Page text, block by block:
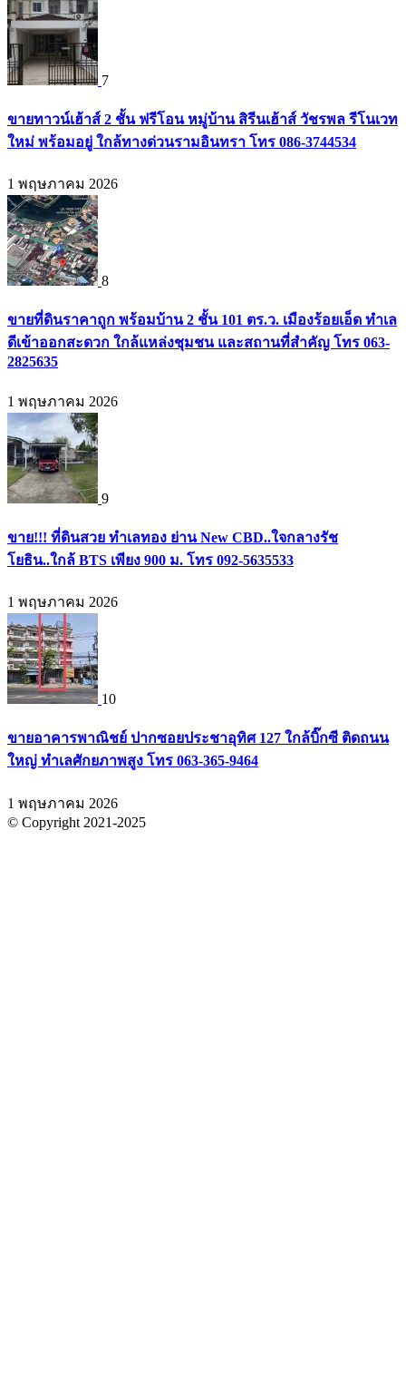
7
ขายทาวน์เฮ้าส์ 2 ชั้น ฟรีโอน หมู่บ้าน สิรีนเฮ้าส์ วัชรพล รีโนเวท
ใหม่ พร้อมอยู่ ใกล้ทางด่วนรามอินทรา โทร 086-3744534
1 พฤษภาคม 2026
8
ขายที่ดินราคาถูก พร้อมบ้าน 2 ชั้น 101 ตร.ว. เมืองร้อยเอ็ด ทำเล
ดีเข้าออกสะดวก ใกล้แหล่งชุมชน และสถานที่สำคัญ โทร 063-
2825635
1 พฤษภาคม 2026
9
ขาย!!! ที่ดินสวย ทำเลทอง ย่าน New CBD..ใจกลางรัช
โยธิน..ใกล้ BTS เพียง 900 ม. โทร 092-5635533
1 พฤษภาคม 2026
10
ขายอาคารพาณิชย์ ปากซอยประชาอุทิศ 127 ใกล้บิ๊กซี ติดถนน
ใหญ่ ทำเลศักยภาพสูง โทร 063-365-9464
1 พฤษภาคม 2026
© Copyright 2021-2025